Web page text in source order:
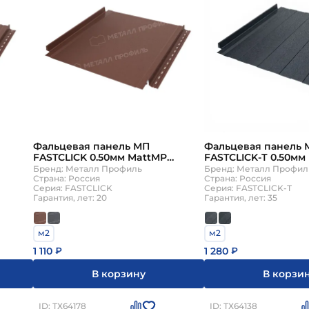
Фальцевая панель МП
FASTCLICK 0.50мм MattMP
{длины по спецификации}
Бренд: Металл Профиль
Страна: Россия
Серия: FASTCLICK
Гарантия, лет: 20
м2
1 110 ₽
В корзину
Фальцевая панель
FASTCLICK-Т
Mat {длины по
Бренд: Металл
Страна: Россия
Серия: FASTCLICK-Т
Гарантия, лет: 35
м2
1 280 ₽
В
ID: ТХ64178 ID: ТХ64138